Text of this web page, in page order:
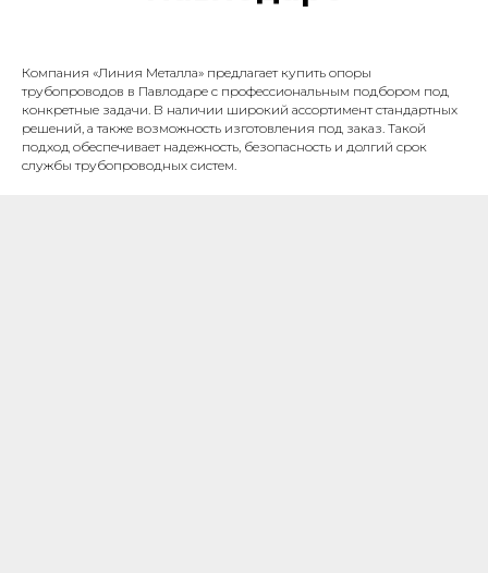
Компания «Линия Металла» предлагает купить опоры
трубопроводов в Павлодаре с профессиональным подбором под
конкретные задачи. В наличии широкий ассортимент стандартных
решений, а также возможность изготовления под заказ. Такой
подход обеспечивает надежность, безопасность и долгий срок
службы трубопроводных систем.